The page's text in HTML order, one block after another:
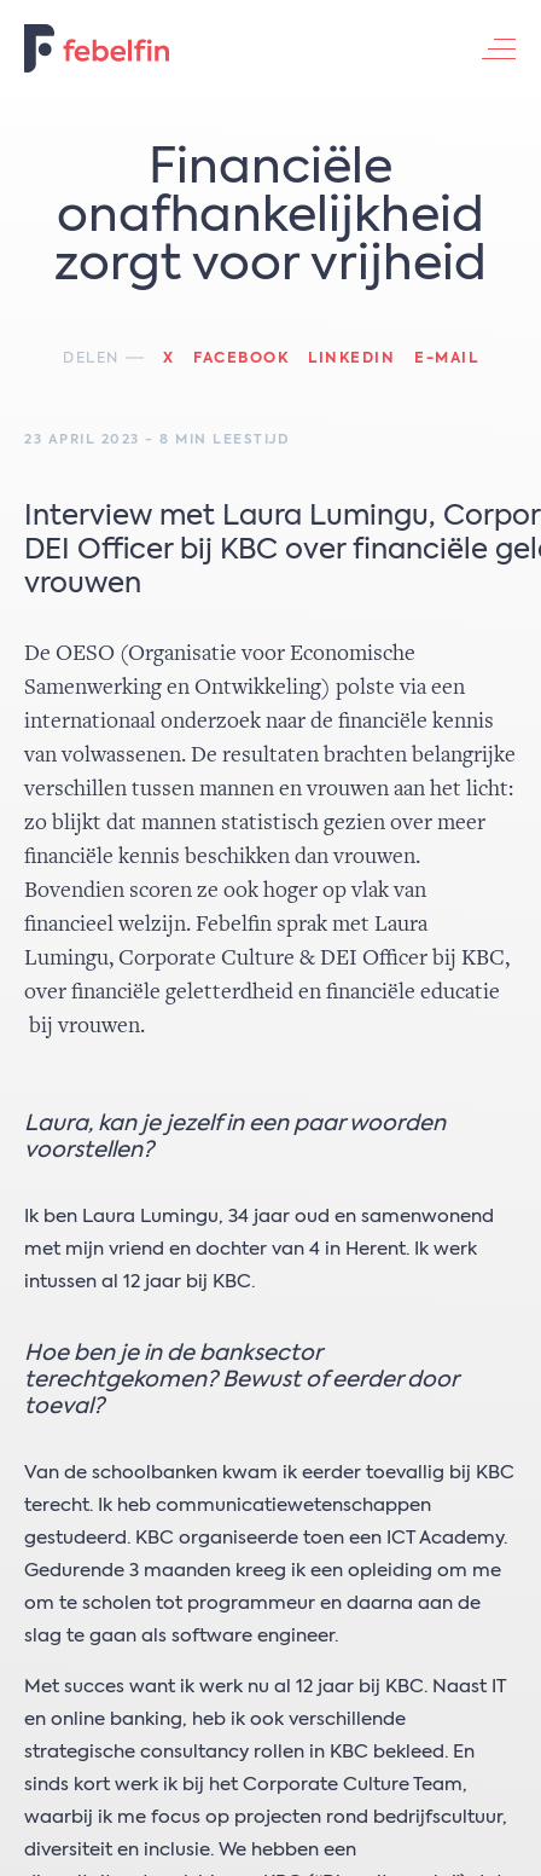
Financiële
onafhankelijkheid
zorgt voor vrijheid
DELEN X FACEBOOK LINKEDIN E-MAIL
23 APRIL 2023 - 8 MIN LEESTIJD
Interview met Laura Lumingu,
DEI Officer bij KBC over financiële
vrouwen
De OESO (Organisatie voor Economische
Samenwerking en Ontwikkeling) polste via een
internationaal onderzoek naar de financiële kennis
van volwassenen. De resultaten brachten belangrijke
verschillen tussen mannen en vrouwen aan het licht:
zo blijkt dat mannen statistisch gezien over meer
financiële kennis beschikken dan vrouwen.
Bovendien scoren ze ook hoger op vlak van
financieel welzijn. Febelfin sprak met Laura
Lumingu, Corporate Culture & DEI Officer bij KBC,
over financiële geletterdheid en financiële educatie
bij vrouwen.
Laura, kan je jezelf in een paar woorden
voorstellen?
Ik ben Laura Lumingu, 34 jaar oud en samenwonend
met mijn vriend en dochter van 4 in Herent. Ik werk
intussen al 12 jaar bij KBC.
Hoe ben je in de banksector
terechtgekomen? Bewust of eerder door
toeval?
Van de schoolbanken kwam ik eerder toevallig bij KBC
terecht. Ik heb communicatiewetenschappen
gestudeerd. KBC organiseerde toen een ICT Academy.
Gedurende 3 maanden kreeg ik een opleiding om me
om te scholen tot programmeur en daarna aan de
slag te gaan als software engineer.
Met succes want ik werk nu al 12 jaar bij KBC. Naast IT
en online banking, heb ik ook verschillende
strategische consultancy rollen in KBC bekleed. En
sinds kort werk ik bij het Corporate Culture Team,
waarbij ik me focus op projecten rond bedrijfscultuur,
diversiteit en inclusie. We hebben een